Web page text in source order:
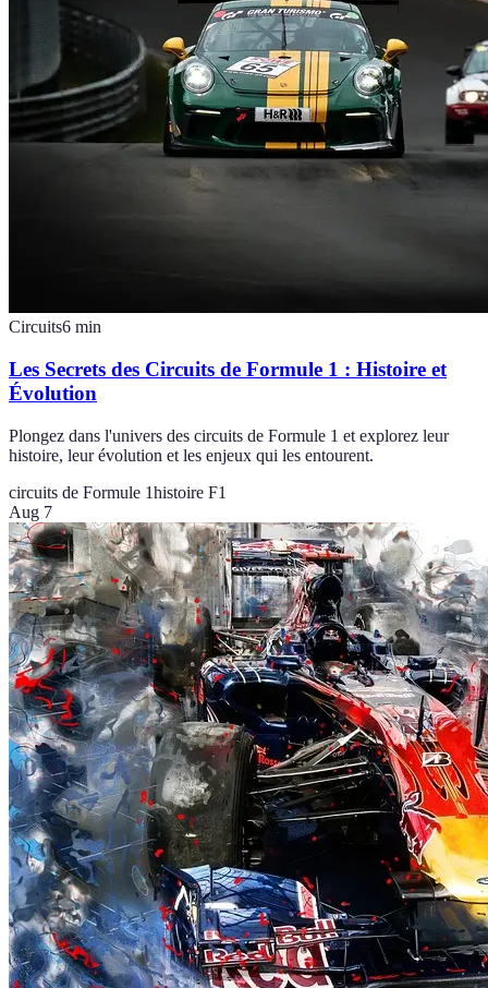
Circuits6 min
Les Secrets des Circuits de Formule 1 : Histoire et
Évolution
Plongez dans l'univers des circuits de Formule 1 et explorez leur
histoire, leur évolution et les enjeux qui les entourent.
circuits de Formule 1histoire F1
Aug 7